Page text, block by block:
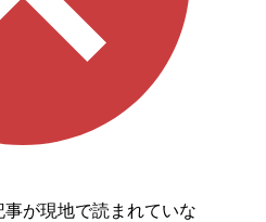
が現地で読まれていな